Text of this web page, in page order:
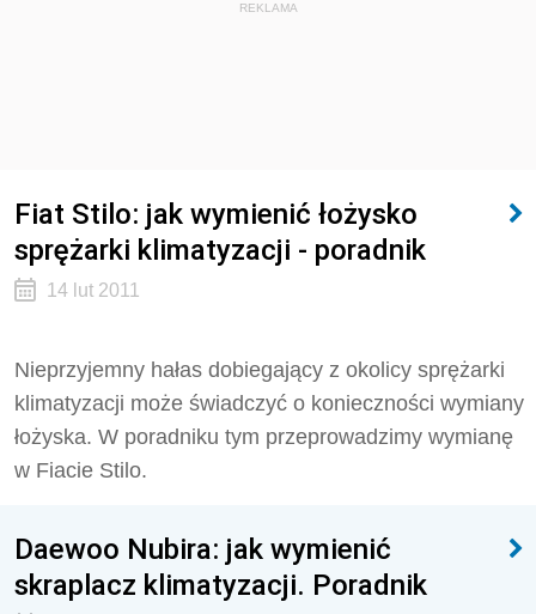
REKLAMA
Fiat Stilo: jak wymienić łożysko
sprężarki klimatyzacji - poradnik
14 lut 2011
Nieprzyjemny hałas dobiegający z okolicy sprężarki
klimatyzacji może świadczyć o konieczności wymiany
łożyska. W poradniku tym przeprowadzimy wymianę
w Fiacie Stilo.
Daewoo Nubira: jak wymienić
skraplacz klimatyzacji. Poradnik